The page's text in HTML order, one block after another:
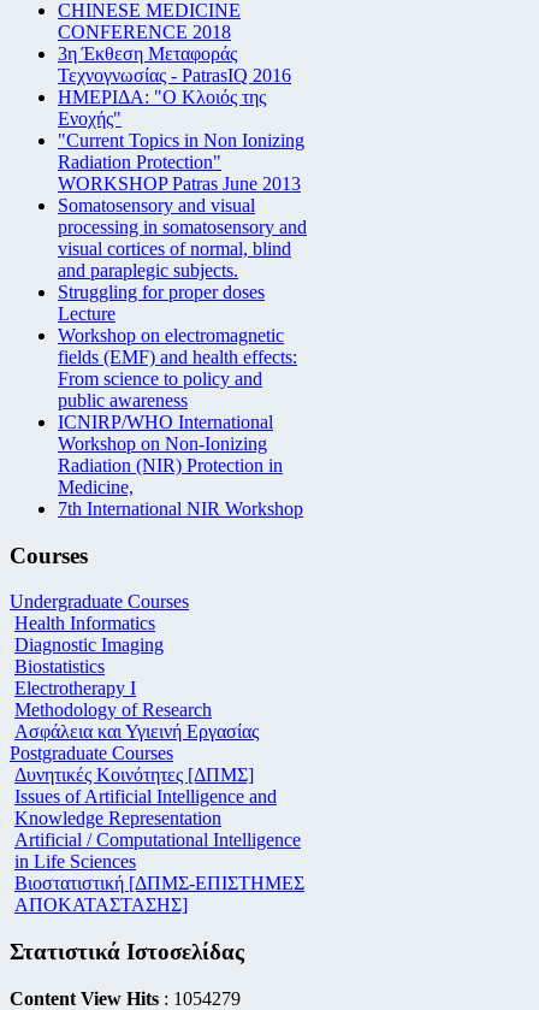
CHINESE MEDICINE
CONFERENCE 2018
3η Έκθεση Μεταφοράς
Τεχνογνωσίας - PatrasIQ 2016
ΗΜΕΡΙΔΑ: "Ο Κλοιός της
Ενοχής"
"Current Topics in Non Ionizing
Radiation Protection"
WORKSHOP Patras June 2013
Somatosensory and visual
processing in somatosensory and
visual cortices of normal, blind
and paraplegic subjects.
Struggling for proper doses
Lecture
Workshop on electromagnetic
fields (EMF) and health effects:
From science to policy and
public awareness
ICNIRP/WHO International
Workshop on Non-Ionizing
Radiation (NIR) Protection in
Medicine,
7th International NIR Workshop
Courses
Undergraduate Courses
Health Informatics
Diagnostic Imaging
Biostatistics
Electrotherapy I
Methodology of Research
Ασφάλεια και Υγιεινή Εργασίας
Postgraduate Courses
Δυνητικές Κοινότητες [ΔΠΜΣ]
Issues of Artificial Intelligence and
Knowledge Representation
Artificial / Computational Intelligence
in Life Sciences
Βιοστατιστική [ΔΠΜΣ-ΕΠΙΣΤΗΜΕΣ
ΑΠΟΚΑΤΑΣΤΑΣΗΣ]
Στατιστικά Ιστοσελίδας
Content View Hits : 1054279